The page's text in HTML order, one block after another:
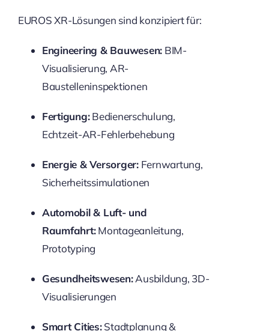
EUROS XR-Lösungen sind konzipiert für:
Engineering & Bauwesen: BIM-
Visualisierung, AR-
Baustelleninspektionen
Fertigung:Bedienerschulung,
Echtzeit-AR-Fehlerbehebung
Energie & Versorger:Fernwartung,
Sicherheitssimulationen
Automobil & Luft- und
Raumfahrt:Montageanleitung,
Prototyping
Gesundheitswesen:Ausbildung, 3D-
Visualisierungen
Smart Cities:Stadtplanung &